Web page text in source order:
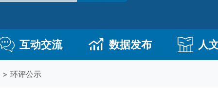
互动交流 数据发布 人
> 环评公示